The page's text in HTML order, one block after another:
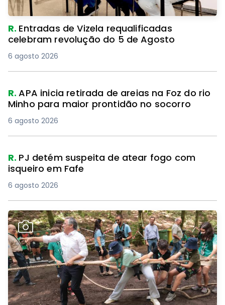
R. Entradas de Vizela requalificadas
celebram revolução do 5 de Agosto
6 agosto 2026
R.APA inicia retirada de areias na Foz do rio
Minho para maior prontidão no socorro
6 agosto 2026
R. PJ detém suspeita de atear fogo com
isqueiro em Fafe
6 agosto 2026